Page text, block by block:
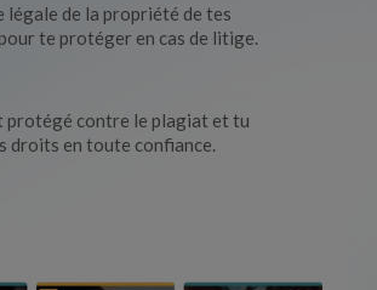
légale de la propriété de tes
te protéger en cas de litige.
protégé contre le plagiat et tu
droits en toute confiance.